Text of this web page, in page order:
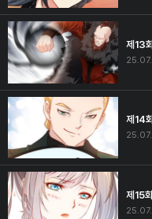
제13
제14
제15화